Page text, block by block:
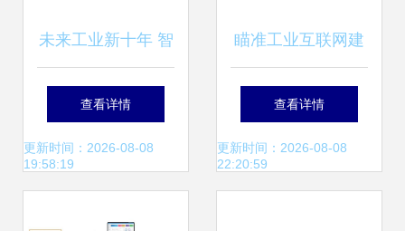
未来工业新十年 智
造如何拥抱工业互
联网与数据服务？
查看详情
更新时间：2026-08-08
19:58:19
瞄准工业互联网建
设“靶心” 助力大湾
区标杆的华为云打
查看详情
更新时间：2026-08-08
22:20:59